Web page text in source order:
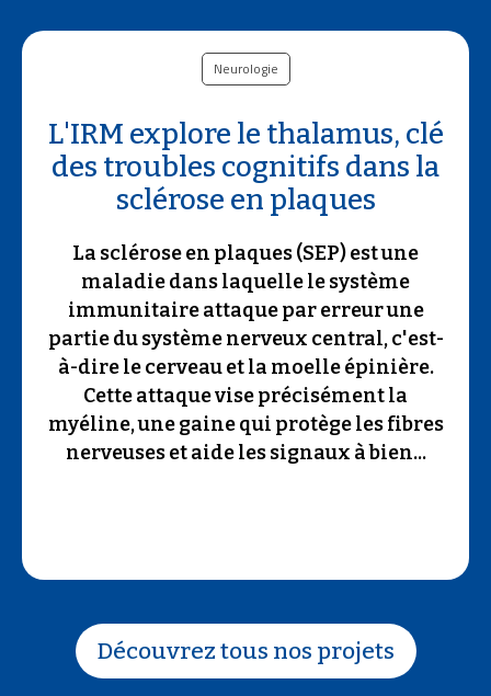
Neurologie
L'IRM explore le thalamus, clé
des troubles cognitifs dans la
sclérose en plaques
La sclérose en plaques (SEP) est une
maladie dans laquelle le système
immunitaire attaque par erreur une
partie du système nerveux central, c'est-
à-dire le cerveau et la moelle épinière.
Cette attaque vise précisément la
myéline, une gaine qui protège les fibres
nerveuses et aide les signaux à bien...
Découvrez tous nos projets